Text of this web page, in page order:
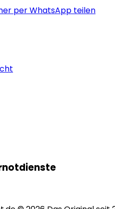
per WhatsApp teilen